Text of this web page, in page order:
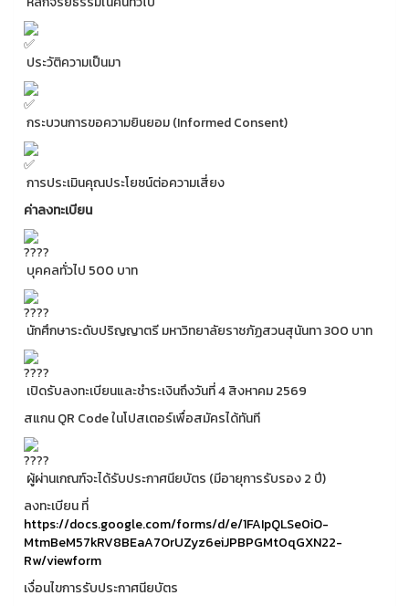
ประวัติความเป็นมา
กระบวนการขอความยินยอม (Informed Consent)
การประเมินคุณประโยชน์ต่อความเสี่ยง
ค่าลงทะเบียน
บุคคลทั่วไป 500 บาท
นักศึกษาระดับปริญญาตรี มหาวิทยาลัยราชภัฏสวนสุนันทา 300 บาท
เปิดรับลงทะเบียนและชำระเงินถึงวันที่ 4 สิงหาคม 2569
สแกน QR Code ในโปสเตอร์เพื่อสมัครได้ทันที
ผู้ผ่านเกณฑ์จะได้รับประกาศนียบัตร (มีอายุการรับรอง 2 ปี)
ลงทะเบียน ที่
https://docs.google.com/forms/d/e/1FAIpQLSe0iO-
MtmBeM57kRV8BEaA7OrUZyz6eiJPBPGMt0qGXN22-
Rw/viewform
เงื่อนไขการรับประกาศนียบัตร